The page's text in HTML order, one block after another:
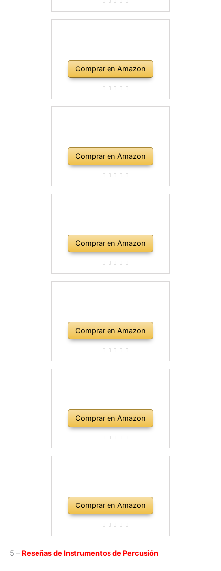
Comprar en Amazon
Comprar en Amazon
Comprar en Amazon
Comprar en Amazon
Comprar en Amazon
Comprar en Amazon
5 – Reseñas de Instrumentos de Percusión